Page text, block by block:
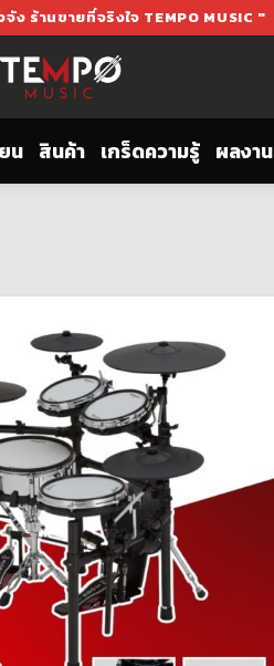
ง ร้านขายที่จริงใจ TEMPO MUSIC "
น สินค้า เกร็ดความรู้ ผลงาน